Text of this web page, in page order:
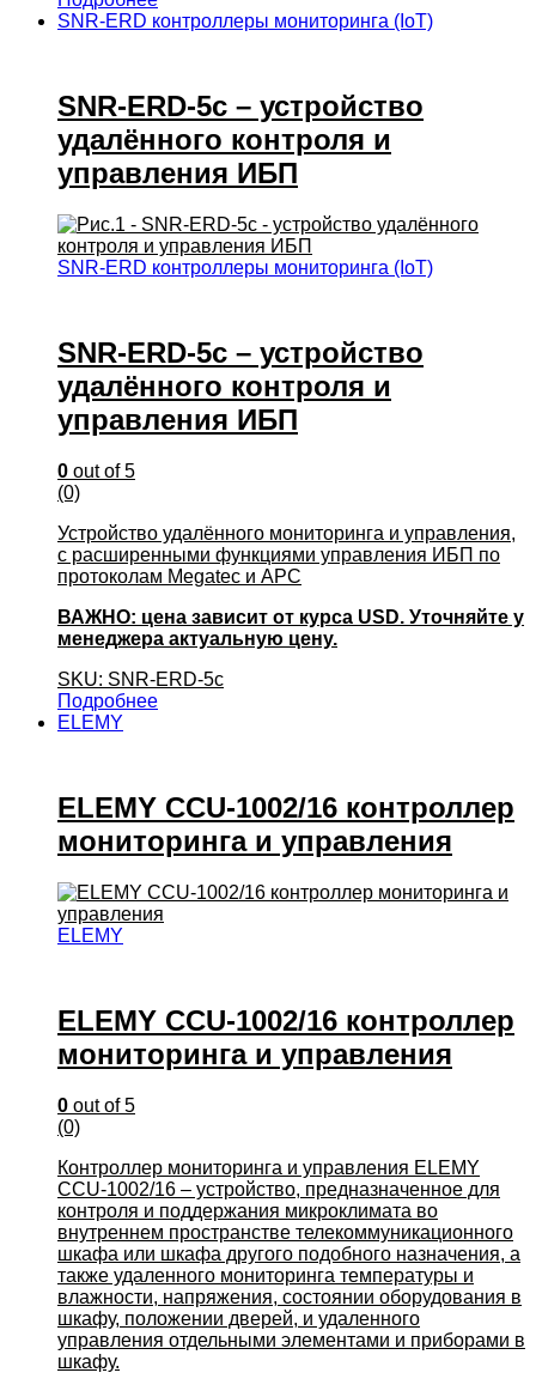
SNR-ERD контроллеры мониторинга (IoT)
SNR-ERD-5c – устройство
удалённого контроля и
управления ИБП
SNR-ERD контроллеры мониторинга (IoT)
SNR-ERD-5c – устройство
удалённого контроля и
управления ИБП
0 out of 5
(0)
Устройство удалённого мониторинга и управления,
с расширенными функциями управления ИБП по
протоколам Megatec и APC
ВАЖНО: цена зависит от курса USD. Уточняйте у
менеджера актуальную цену.
SKU: SNR-ERD-5c
Подробнее
ELEMY
ELEMY CCU-1002/16 контроллер
мониторинга и управления
ELEMY
ELEMY CCU-1002/16 контроллер
мониторинга и управления
0 out of 5
(0)
Контроллер мониторинга и управления ELEMY
CCU-1002/16 – устройство, предназначенное для
контроля и поддержания микроклимата во
внутреннем пространстве телекоммуникационного
шкафа или шкафа другого подобного назначения, а
также удаленного мониторинга температуры и
влажности, напряжения, состоянии оборудования в
шкафу, положении дверей, и удаленного
управления отдельными элементами и приборами в
шкафу.